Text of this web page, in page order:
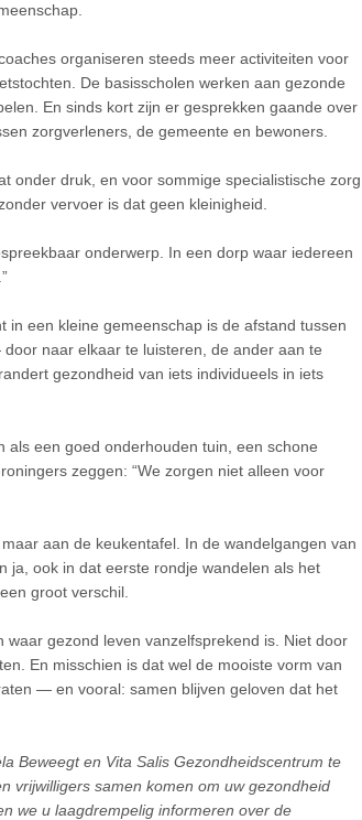
organiseren steeds meer activiteiten voor
De basisscholen werken aan gezonde
En sinds kort zijn er gesprekken gaande over
zorgverleners, de gemeente en bewoners.
onder druk, en voor sommige specialistische zorg
vervoer is dat geen kleinigheid.
onderwerp. In een dorp waar iedereen
in een kleine gemeenschap is de afstand tussen
naar elkaar te luisteren, de ander aan te
gezondheid van iets individueels in iets
als een goed onderhouden tuin, een schone
zeggen: “We zorgen niet alleen voor
aan de keukentafel. In de wandelgangen van
ja, ook in dat eerste rondje wandelen als het
groot verschil.
gezond leven vanzelfsprekend is. Niet door
En misschien is dat wel de mooiste vorm van
— en vooral: samen blijven geloven dat het
Beweegt en Vita Salis Gezondheidscentrum te
vrijwilligers samen komen om uw gezondheid
we u laagdrempelig informeren over de